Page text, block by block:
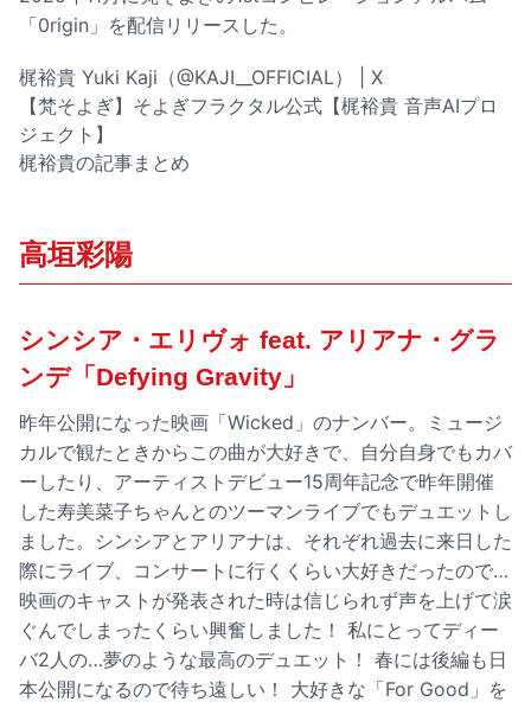
「0rigin」を配信リリースした。
梶裕貴 Yuki Kaji（@KAJI__OFFICIAL） | X
【梵そよぎ】そよぎフラクタル公式【梶裕貴 音声AIプロ
ジェクト】
梶裕貴の記事まとめ
高垣彩陽
シンシア・エリヴォ feat. アリアナ・グラ
ンデ「Defying Gravity」
昨年公開になった映画「Wicked」のナンバー。ミュージ
カルで観たときからこの曲が大好きで、自分自身でもカバ
ーしたり、アーティストデビュー15周年記念で昨年開催
した寿美菜子ちゃんとのツーマンライブでもデュエットし
ました。シンシアとアリアナは、それぞれ過去に来日した
際にライブ、コンサートに行くくらい大好きだったので…
映画のキャストが発表された時は信じられず声を上げて涙
ぐんでしまったくらい興奮しました！ 私にとってディー
バ2人の…夢のような最高のデュエット！ 春には後編も日
本公開になるので待ち遠しい！ 大好きな「For Good」を